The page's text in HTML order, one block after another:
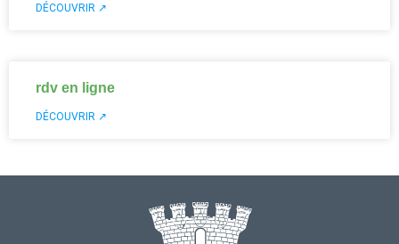
DÉCOUVRIR ↗
rdv en ligne
DÉCOUVRIR ↗